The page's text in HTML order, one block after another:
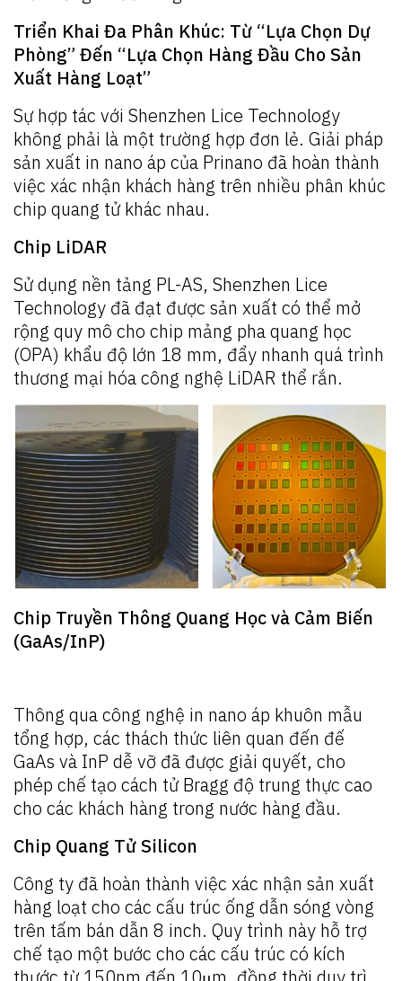
Triển Khai Đa Phân Khúc: Từ “Lựa Chọn Dự
Phòng” Đến “Lựa Chọn Hàng Đầu Cho Sản
Xuất Hàng Loạt”
Sự hợp tác với Shenzhen Lice Technology
không phải là một trường hợp đơn lẻ. Giải pháp
sản xuất in nano áp của Prinano đã hoàn thành
việc xác nhận khách hàng trên nhiều phân khúc
chip quang tử khác nhau.
Chip LiDAR
Sử dụng nền tảng PL-AS, Shenzhen Lice
Technology đã đạt được sản xuất có thể mở
rộng quy mô cho chip mảng pha quang học
(OPA) khẩu độ lớn 18 mm, đẩy nhanh quá trình
thương mại hóa công nghệ LiDAR thể rắn.
Chip Truyền Thông Quang Học và Cảm Biến
(GaAs/InP)
Thông qua công nghệ in nano áp khuôn mẫu
tổng hợp, các thách thức liên quan đến đế
GaAs và InP dễ vỡ đã được giải quyết, cho
phép chế tạo cách tử Bragg độ trung thực cao
cho các khách hàng trong nước hàng đầu.
Chip Quang Tử Silicon
Công ty đã hoàn thành việc xác nhận sản xuất
hàng loạt cho các cấu trúc ống dẫn sóng vòng
trên tấm bán dẫn 8 inch. Quy trình này hỗ trợ
chế tạo một bước cho các cấu trúc có kích